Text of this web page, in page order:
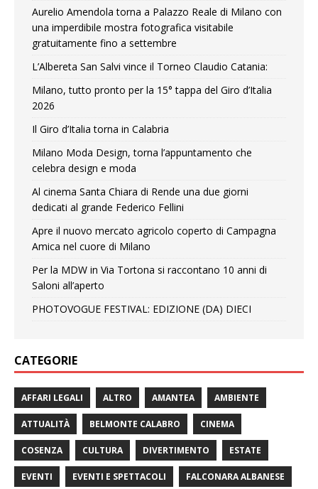
Aurelio Amendola torna a Palazzo Reale di Milano con
una imperdibile mostra fotografica visitabile
gratuitamente fino a settembre
L’Albereta San Salvi vince il Torneo Claudio Catania:
Milano, tutto pronto per la 15° tappa del Giro d’Italia
2026
Il Giro d’Italia torna in Calabria
Milano Moda Design, torna l’appuntamento che
celebra design e moda
Al cinema Santa Chiara di Rende una due giorni
dedicati al grande Federico Fellini
Apre il nuovo mercato agricolo coperto di Campagna
Amica nel cuore di Milano
Per la MDW in Via Tortona si raccontano 10 anni di
Saloni all’aperto
PHOTOVOGUE FESTIVAL: EDIZIONE (DA) DIECI
CATEGORIE
AFFARI LEGALI ALTRO AMANTEA AMBIENTE
ATTUALITÀ BELMONTE CALABRO CINEMA
COSENZA CULTURA DIVERTIMENTO ESTATE
EVENTI EVENTI E SPETTACOLI FALCONARA ALBANESE